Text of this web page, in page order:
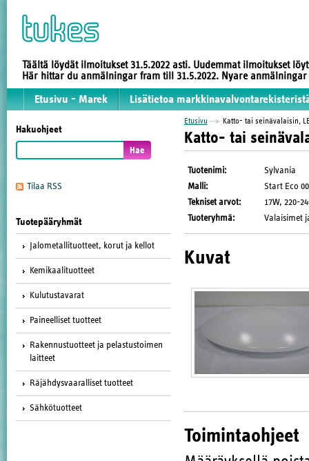
Täältä löydät ilmoitukset 31.5.2022 asti. Uudemmat ilmoitukset
Här hittar du anmälningar fram till 31.5.2022. Nyare
Etusivu - Marek Lisätietoa
Hakuohjeet
Tilaa RSS
Tuotepääryhmät
Jalometallituotteet, korut ja kellot
Kemikaalituotteet
Kulutustavarat
Paineelliset tuotteet
Rakennustuotteet ja pelastustoimen
laitteet
Räjähdysvaaralliset tuotteet
Sähkötuotteet
Etusivu Katto- tai seinävalaisin,
Katto- tai
Tuotenimi:
Sylvania
Malli:
Start Eco
Tekniset arvot:
17W, 220-
Tuoteryhmä: Valaisimet
Kuvat
Toimintaohjeet